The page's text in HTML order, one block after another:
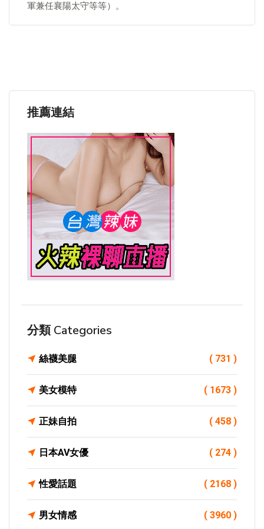
軍兼任襄陽太守等等）。
推薦連結
分類 Categories
絲襪美腿 ( 731 )
美女模特 ( 1673 )
正妹自拍 ( 458 )
日本AV女優 ( 274 )
性愛話題 ( 2168 )
男女情感 ( 3960 )